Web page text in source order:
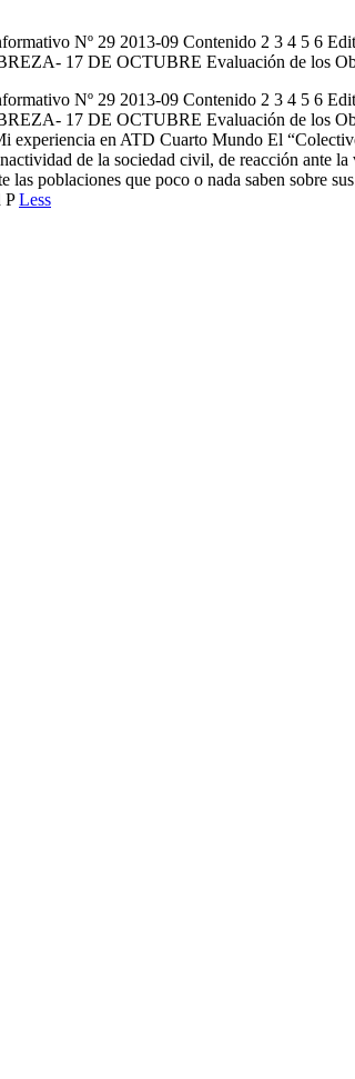
Nº 29 2013-09 Contenido 2 3 4 5
17 DE OCTUBRE Evaluación de los
Nº 29 2013-09 Contenido 2 3 4 5
17 DE OCTUBRE Evaluación de los
en ATD Cuarto Mundo El
de la sociedad civil, de reacción ante
poblaciones que poco o nada saben sobre
PLess